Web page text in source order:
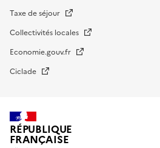
Taxe de séjour
Collectivités locales
Economie.gouv.fr
Ciclade
RÉPUBLIQUE
FRANÇAISE